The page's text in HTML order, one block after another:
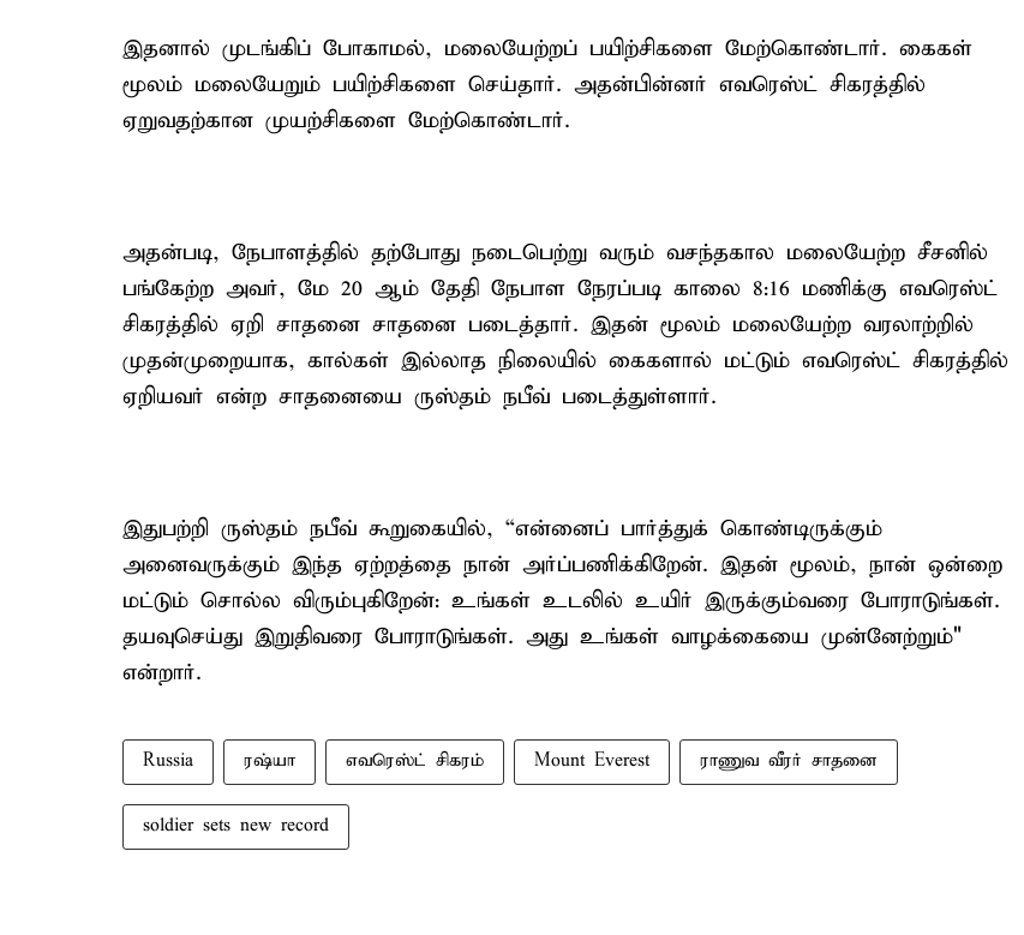
இதனால் முடங்கிப் போகாமல், மலையேற்றப் பயிற்சிகளை மேற்கொண்டார். கைகள்
மூலம் மலையேறும் பயிற்சிகளை செய்தார். அதன்பின்னர் எவரெஸ்ட் சிகரத்தில்
ஏறுவதற்கான முயற்சிகளை மேற்கொண்டார்.
அதன்படி, நேபாளத்தில் தற்போது நடைபெற்று வரும் வசந்தகால மலையேற்ற சீசனில்
பங்கேற்ற அவர், மே 20 ஆம் தேதி நேபாள நேரப்படி காலை 8:16 மணிக்கு எவரெஸ்ட்
சிகரத்தில் ஏறி சாதனை சாதனை படைத்தார். இதன் மூலம் மலையேற்ற வரலாற்றில்
முதன்முறையாக, கால்கள் இல்லாத நிலையில் கைகளால் மட்டும் எவரெஸ்ட் சிகரத்தில்
ஏறியவர் என்ற சாதனையை ருஸ்தம் நபீவ் படைத்துள்ளார்.
இதுபற்றி ருஸ்தம் நபீவ் கூறுகையில், “என்னைப் பார்த்துக் கொண்டிருக்கும்
அனைவருக்கும் இந்த ஏற்றத்தை நான் அர்ப்பணிக்கிறேன். இதன் மூலம், நான் ஒன்றை
மட்டும் சொல்ல விரும்புகிறேன்: உங்கள் உடலில் உயிர் இருக்கும்வரை போராடுங்கள்.
தயவுசெய்து இறுதிவரை போராடுங்கள். அது உங்கள் வாழக்கையை முன்னேற்றும்"
என்றார்.
Russia ரஷ்யா எவரெஸ்ட் சிகரம் Mount Everest ராணுவ வீரர் சாதனை
soldier sets new record